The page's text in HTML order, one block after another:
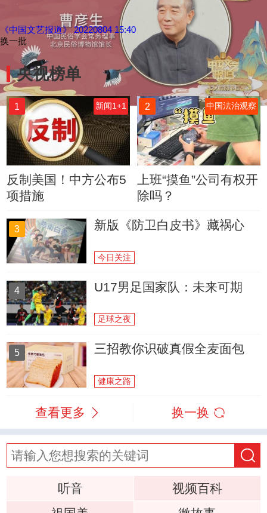
《中国文艺报道》 20220804 15:40
换一批
央视榜单
1 新闻1+1
反制美国！中方公布5
项措施
2 中国法治观察
上班“摸鱼”公司有权开
除吗？
3 新版《防卫白皮书》藏祸心
今日关注
4 U17男足国家队：未来可期
足球之夜
5 三招教你识破真假全麦面包
健康之路
查看更多 换一换
听音
视频百科